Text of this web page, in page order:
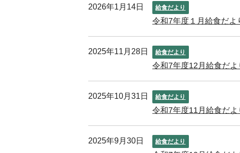
2026年1月14日 給食だより
令和7年度１月給食だよ
2025年11月28日 給食だより
令和7年度12月給食だよ
2025年10月31日 給食だより
令和7年度11月給食だよ
2025年9月30日 給食だより